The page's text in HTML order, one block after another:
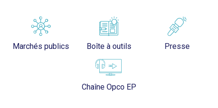
Marchés publics Boîte à outils Presse
Chaîne Opco EP